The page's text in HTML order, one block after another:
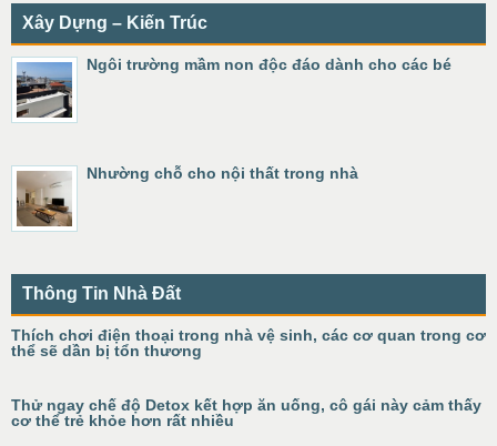
Xây Dựng – Kiến Trúc
Ngôi trường mầm non độc đáo dành cho các bé
Nhường chỗ cho nội thất trong nhà
Thông Tin Nhà Đất
Thích chơi điện thoại trong nhà vệ sinh, các cơ quan trong cơ
thể sẽ dần bị tổn thương
Thử ngay chế độ Detox kết hợp ăn uống, cô gái này cảm thấy
cơ thể trẻ khỏe hơn rất nhiều